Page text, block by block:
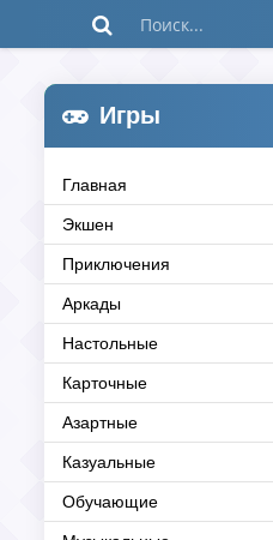
Игры
Главная
Экшен
Приключения
Аркады
Настольные
Карточные
Азартные
Казуальные
Обучающие